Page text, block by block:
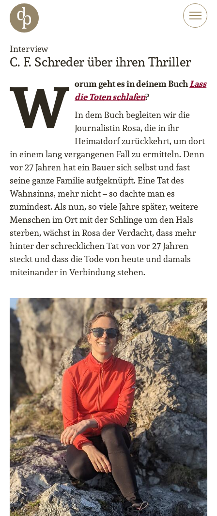
Zum Haupt-Inhalt springen
Zur Navigation springen
Zur Website-Suche springen
Interview
C. F. Schreder über ihren Thriller
W orum geht es in deinem BuchLass
die Toten schlafen?
In dem Buch begleiten wir die
Journalistin Rosa, die in ihr
Heimatdorf zurückkehrt, um dort
in einem lang vergangenen Fall zu ermitteln. Denn
vor 27 Jahren hat ein Bauer sich selbst und fast
seine ganze Familie aufgeknüpft. Eine Tat des
Wahnsinns, mehr nicht – so dachte man es
zumindest. Als nun, so viele Jahre später, weitere
Menschen im Ort mit der Schlinge um den Hals
sterben, wächst in Rosa der Verdacht, dass mehr
hinter der schrecklichen Tat von vor 27 Jahren
steckt und dass die Tode von heute und damals
miteinander in Verbindung stehen.